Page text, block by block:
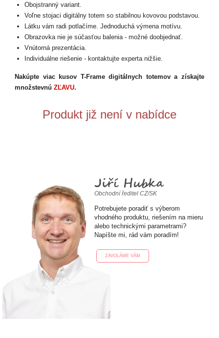
Obojstranný variant.
Voľne stojaci digitálny totem so stabilnou kovovou podstavou.
Látku vám radi potlačíme. Jednoduchá výmena motívu.
Obrazovka nie je súčasťou balenia - možné doobjednať.
Vnútorná prezentácia.
Individuálne riešenie - kontaktujte experta nižšie.
Nakúpte viac kusov T-Frame digitálnych totemov a získajte
množstevnú ZĽAVU.
Produkt již není v nabídce
Jiří Hubka
Obchodní ředitel CZ/SK
Potrebujete poradiť s výberom
vhodného produktu, riešením na mieru
alebo technickými parametrami?
Napíšte mi, rád vám poradím!
ZAVOLÁME VÁM